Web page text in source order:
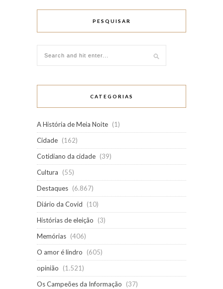
PESQUISAR
CATEGORIAS
A História de Meia Noite (1)
Cidade (162)
Cotidiano da cidade (39)
Cultura
(55)
Destaques (6.867)
Diário da Covid
(10)
Histórias de eleição
(3)
Memórias (406)
O amor é lindro
(605)
opinião
(1.521)
Os Campeões da Informação
(37)